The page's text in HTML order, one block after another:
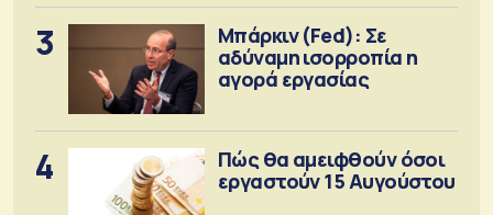
3
Μπάρκιν (Fed): Σε
αδύναμη ισορροπία η
αγορά εργασίας
4
Πώς θα αμειφθούν όσοι
εργαστούν 15 Αυγούστου